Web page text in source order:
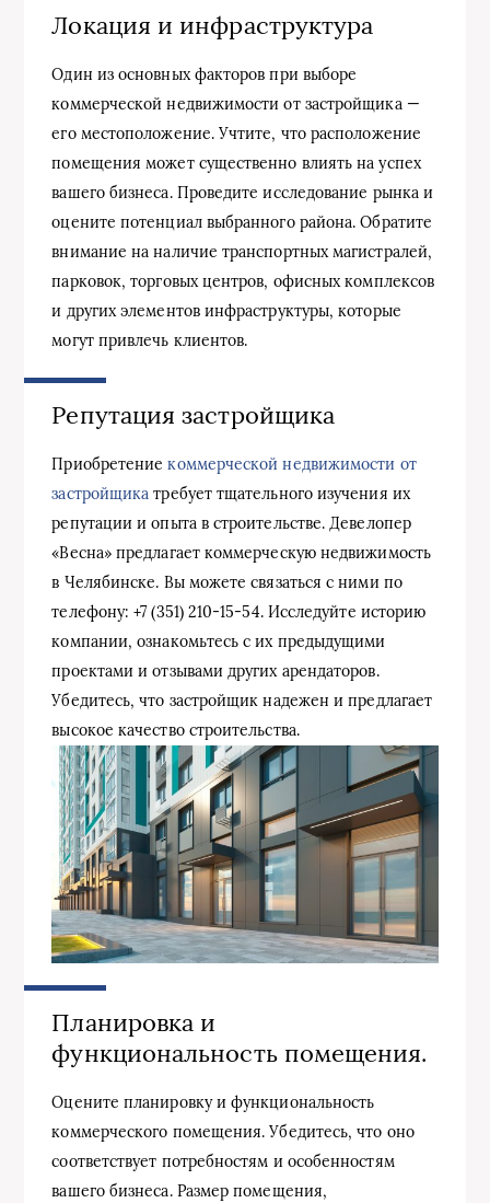
Локация и инфраструктура
Один из основных факторов при выборе
коммерческой недвижимости от застройщика —
его местоположение. Учтите, что расположение
помещения может существенно влиять на успех
вашего бизнеса. Проведите исследование рынка и
оцените потенциал выбранного района. Обратите
внимание на наличие транспортных магистралей,
парковок, торговых центров, офисных комплексов
и других элементов инфраструктуры, которые
могут привлечь клиентов.
Репутация застройщика
Приобретениекоммерческой недвижимости от
застройщика требует тщательного изучения их
репутации и опыта в строительстве. Девелопер
«Весна» предлагает коммерческую недвижимость
в Челябинске. Вы можете связаться с ними по
телефону: +7 (351) 210-15-54. Исследуйте историю
компании, ознакомьтесь с их предыдущими
проектами и отзывами других арендаторов.
Убедитесь, что застройщик надежен и предлагает
высокое качество строительства.
Планировка и
функциональность помещения.
Оцените планировку и функциональность
коммерческого помещения. Убедитесь, что оно
соответствует потребностям и особенностям
вашего бизнеса. Размер помещения,